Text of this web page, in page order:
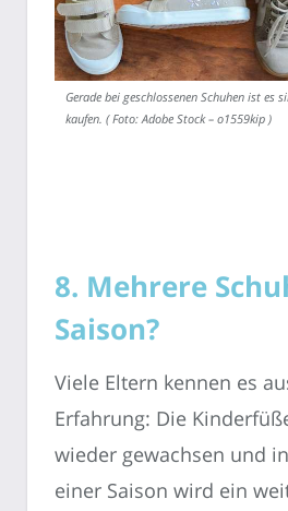
Gerade bei geschlossenen Schuhen ist es
kaufen. ( Foto: Adobe Stock – o1559kip )
8. Mehrere
Saison?
Viele Eltern kennen es
Erfahrung: Die
wieder gewachsen und
einer Saison wird ein